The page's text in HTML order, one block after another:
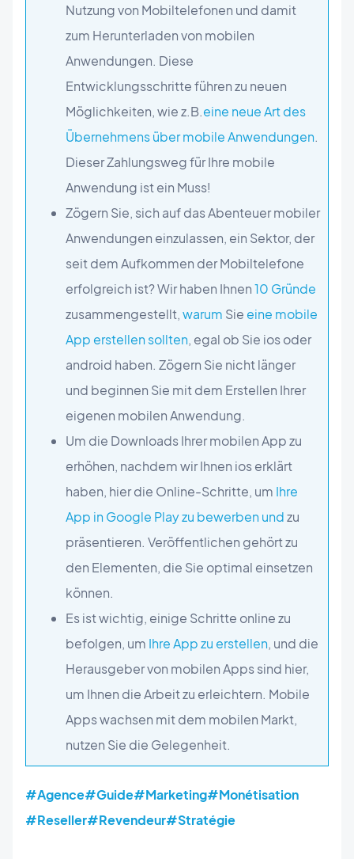
Nutzung von Mobiltelefonen und damit
zum Herunterladen von mobilen
Anwendungen. Diese
Entwicklungsschritte führen zu neuen
Möglichkeiten, wie z.B.eine neue Art des
Übernehmens über mobile Anwendungen.
Dieser Zahlungsweg für Ihre mobile
Anwendung ist ein Muss!
Zögern Sie, sich auf das Abenteuer mobiler
Anwendungen einzulassen, ein Sektor, der
seit dem Aufkommen der Mobiltelefone
erfolgreich ist? Wir haben Ihnen10 Gründe
zusammengestellt,warum Sie eine mobile
App erstellen sollten, egal ob Sie ios oder
android haben. Zögern Sie nicht länger
und beginnen Sie mit dem Erstellen Ihrer
eigenen mobilen Anwendung.
Um die Downloads Ihrer mobilen App zu
erhöhen, nachdem wir Ihnen ios erklärt
haben, hier die Online-Schritte, um Ihre
App in Google Play zu bewerben undzu
präsentieren. Veröffentlichen gehört zu
den Elementen, die Sie optimal einsetzen
können.
Es ist wichtig, einige Schritte online zu
befolgen, um Ihre App zu erstellen, und die
Herausgeber von mobilen Apps sind hier,
um Ihnen die Arbeit zu erleichtern. Mobile
Apps wachsen mit dem mobilen Markt,
nutzen Sie die Gelegenheit.
#Agence#Guide#Marketing#Monétisation
#Reseller#Revendeur#Stratégie